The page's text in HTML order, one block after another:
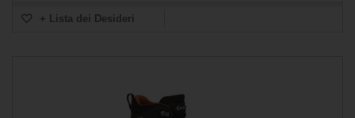
+ Lista dei Desideri